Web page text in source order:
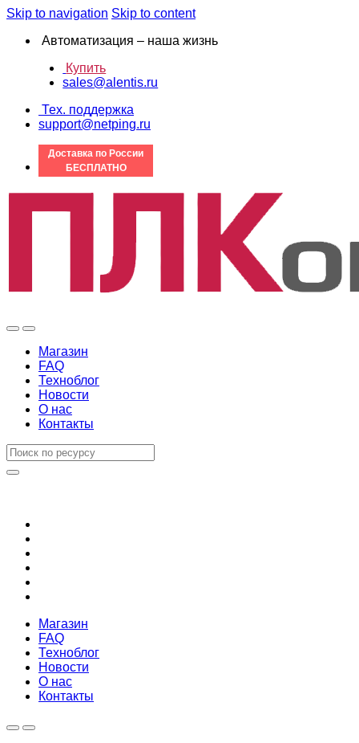
Skip to navigation Skip to content
Автоматизация – наша жизнь
Купить
sales@alentis.ru
Тех. поддержка
support@netping.ru
Доставка по России
БЕСПЛАТНО
Магазин
FAQ
Техноблог
Новости
О нас
Контакты
Магазин
FAQ
Техноблог
Новости
О нас
Контакты